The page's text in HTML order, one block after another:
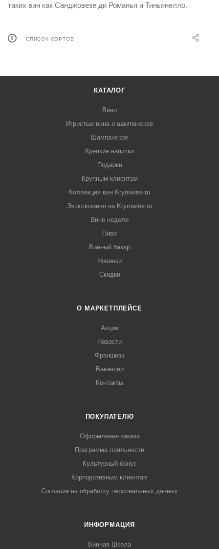
таких вин как Санджовезе ди Романья и Тиньянелло.
СПИСОК СОРТОВ
КАТАЛОГ
Вино
Игристые вина и шампанское
Шампанское
Крепкие напитки
Подарки
Крупным клиентам
Коллекция вин Krymwine.ru
Эксклюзивно на Krymwine.ru
Вино недели
Пиво
Винный базар
Новинки
Скидки
О МАРКЕТПЛЕЙСЕ
Акции
Новости
Франшиза
Вакансии
Контакты
ПОКУПАТЕЛЮ
Оформление заказа
Программа лояльности
Культурный бонус
Корпоративным клиентам
Согласие на обработку персональных данных
ИНФОРМАЦИЯ
Винная Школа